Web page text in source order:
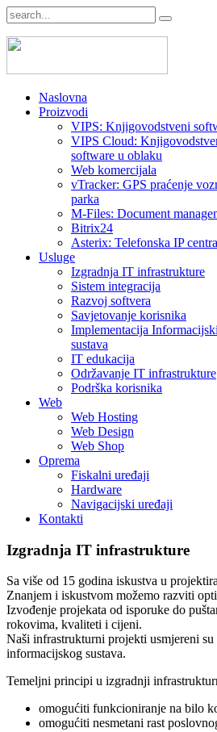
Naslovna
Proizvodi
VIPS: Knjigovodstveni
VIPS Cloud:
software u oblaku
Web komercijala
vTracker: GPS praćenje
parka
M-Files: Document
Bitrix24
Asterix: Telefonska IP
Usluge
Izgradnja IT infrastrukture
Sistem integracija
Razvoj softvera
Savjetovanje korisnika
Implementacija
sustava
IT edukacija
Održavanje IT infrastrukture
Podrška korisnika
Web
Web Hosting
Web Design
Web Shop
Oprema
Fiskalni uređaji
Hardware
Navigacijski uređaji
Kontakti
Izgradnja IT infrastrukture
Sa više od 15 godina iskustva u
Znanjem i iskustvom možemo razviti
Izvođenje projekata od isporuke do
rokovima, kvaliteti i cijeni.
Naši infrastrukturni projekti usmjereni
informacijskog sustava.
Temeljni principi u izgradnji
omogućiti funkcioniranje na bilo
omogućiti nesmetani rast